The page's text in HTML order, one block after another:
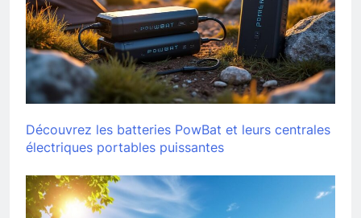
Découvrez les batteries PowBat et leurs centrales
électriques portables puissantes